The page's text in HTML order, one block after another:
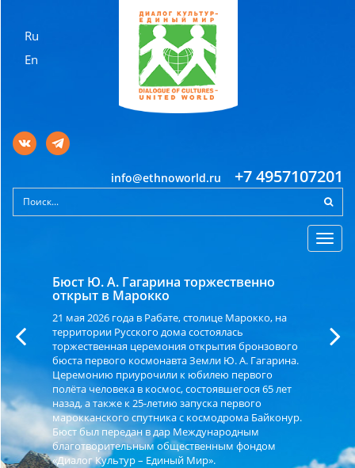
Ru
En
info@ethnoworld.ru +7 4957107201
Бюст Ю. А. Гагарина торжественно
открыт в Марокко
21 мая 2026 года в Рабате, столице Марокко, на
территории Русского дома состоялась
торжественная церемония открытия бронзового
бюста первого космонавта Земли Ю. А. Гагарина.
Церемонию приурочили к юбилею первого
полёта человека в космос, состоявшегося 65 лет
назад, а также к 25-летию запуска первого
марокканского спутника с космодрома Байконур.
Бюст был передан в дар Международным
благотворительным общественным фондом
«Диалог Культур – Единый Мир».